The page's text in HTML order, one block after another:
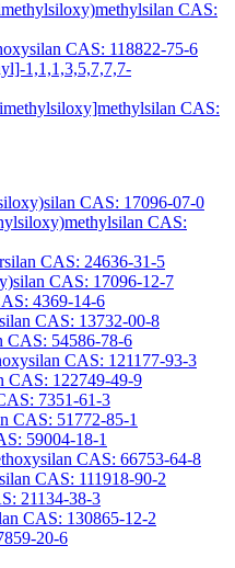
CAS:
CAS: 118822-75-6
1,1,1,3,5,7,7,7-
CAS:
CAS: 17096-07-0
CAS:
CAS: 24636-31-5
CAS: 17096-12-7
4369-14-6
CAS: 13732-00-8
CAS: 54586-78-6
CAS: 121177-93-3
CAS: 122749-49-9
7351-61-3
CAS: 51772-85-1
59004-18-1
CAS: 66753-64-8
CAS: 111918-90-2
21134-38-3
CAS: 130865-12-2
20-6